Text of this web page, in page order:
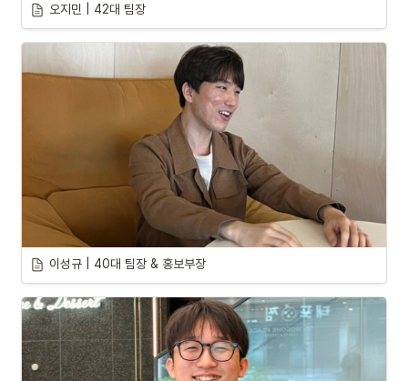
오지민 | 42대 팀장
이성규 | 40대 팀장 & 홍보부장